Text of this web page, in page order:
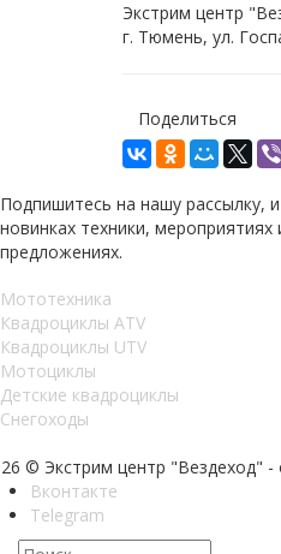
Экстрим центр
г. Тюмень, ул.
Поделиться
Подпишитесь на нашу рассылку,
новинках техники, мероприятиях
предложениях.
Мототехника
Квадроциклы ATV
Квадроциклы UTV
Мотоциклы
Детские квадроциклы
Снегоходы
© Экстрим центр "Вездеход"
Вконтакте
Telegram